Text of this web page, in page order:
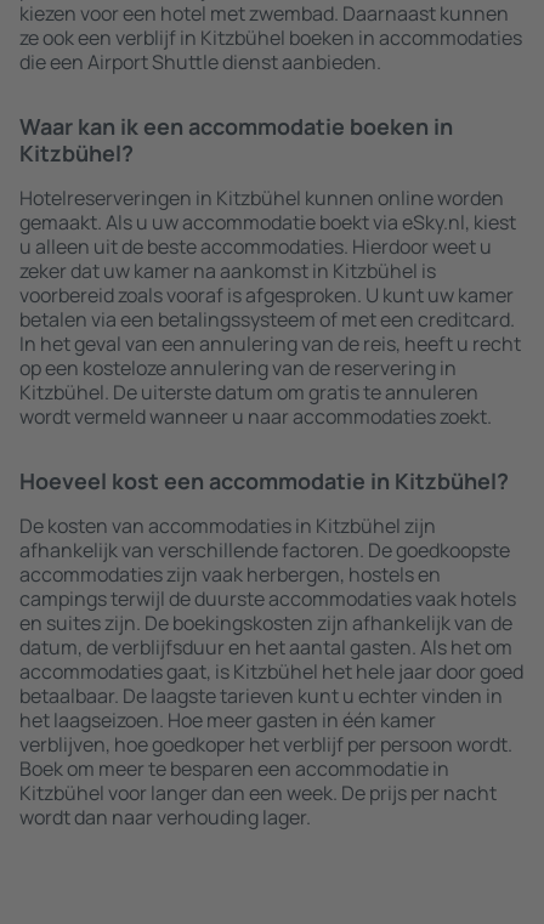
kiezen voor een hotel met zwembad. Daarnaast kunnen
ze ook een verblijf in Kitzbühel boeken in accommodaties
die een Airport Shuttle dienst aanbieden.
Waar kan ik een accommodatie boeken in
Kitzbühel?
Hotelreserveringen in Kitzbühel kunnen online worden
gemaakt. Als u uw accommodatie boekt via eSky.nl, kiest
u alleen uit de beste accommodaties. Hierdoor weet u
zeker dat uw kamer na aankomst in Kitzbühel is
voorbereid zoals vooraf is afgesproken. U kunt uw kamer
betalen via een betalingssysteem of met een creditcard.
In het geval van een annulering van de reis, heeft u recht
op een kosteloze annulering van de reservering in
Kitzbühel. De uiterste datum om gratis te annuleren
wordt vermeld wanneer u naar accommodaties zoekt.
Hoeveel kost een accommodatie in Kitzbühel?
De kosten van accommodaties in Kitzbühel zijn
afhankelijk van verschillende factoren. De goedkoopste
accommodaties zijn vaak herbergen, hostels en
campings terwijl de duurste accommodaties vaak hotels
en suites zijn. De boekingskosten zijn afhankelijk van de
datum, de verblijfsduur en het aantal gasten. Als het om
accommodaties gaat, is Kitzbühel het hele jaar door goed
betaalbaar. De laagste tarieven kunt u echter vinden in
het laagseizoen. Hoe meer gasten in één kamer
verblijven, hoe goedkoper het verblijf per persoon wordt.
Boek om meer te besparen een accommodatie in
Kitzbühel voor langer dan een week. De prijs per nacht
wordt dan naar verhouding lager.